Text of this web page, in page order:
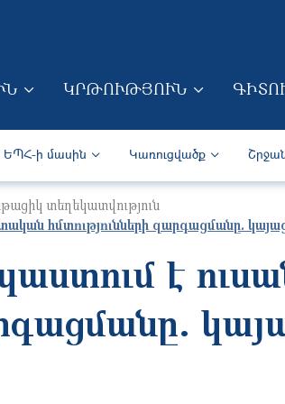
(ARM)
ԿՐԹՈՒԹՅՈՒՆ
Secondary navigation
ԵՊՀ-ի մասին Կառուցվածք
տեղեկատվություն
հմտությունների զարգացմանը.
է